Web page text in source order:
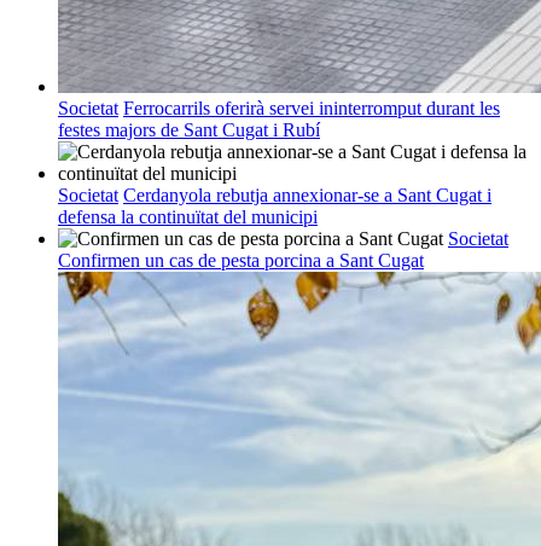
Societat Ferrocarrils oferirà servei ininterromput durant les
festes majors de Sant Cugat i Rubí
Societat Cerdanyola rebutja annexionar-se a Sant Cugat i
defensa la continuïtat del municipi
Societat
Confirmen un cas de pesta porcina a Sant Cugat